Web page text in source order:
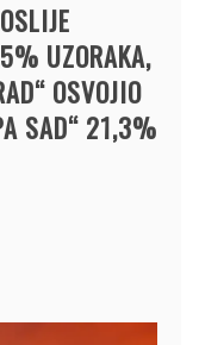
UZORAKA,
OSVOJIO
SAD“ 21,3%